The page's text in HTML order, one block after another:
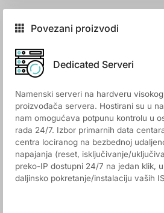
Povezani proizvodi
Dedicated Serveri
Namenski serveri na hardveru
proizvođača servera. Hostirani su u
nam omogućava potpunu kontrolu u
rada 24/7. Izbor primarnih data
centra lociranog na bezbednoj
napajanja (reset, isključivanje/
preko-IP dostupni 24/7 na jedan klik,
daljinsko pokretanje/instalaciju vaših